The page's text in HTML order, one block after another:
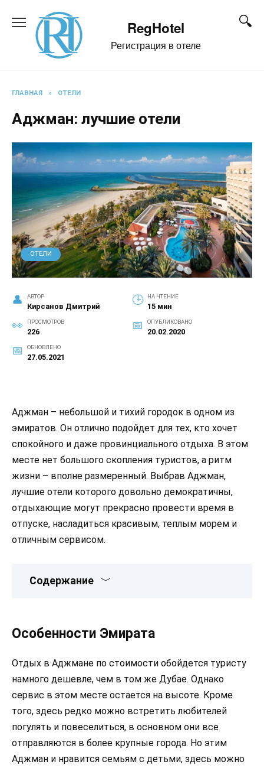
содержанию
RegHotel
Регистрация в отеле
ГЛАВНАЯ » ОТЕЛИ
Аджман: лучшие отели
ОТЕЛИ
АВТОР
Кирсанов Дмитрий
НА ЧТЕНИЕ
15 мин
ПРОСМОТРОВ
226
ОПУБЛИКОВАНО
20.02.2020
ОБНОВЛЕНО
27.05.2021
Аджман – небольшой и тихий городок в одном из
эмиратов. Он отлично подойдет для тех, кто хочет
спокойного и даже провинциального отдыха. В этом
месте нет большого скопления туристов, а ритм
жизни – вполне размеренный. Выбрав Аджман,
лучшие отели которого довольно демократичны,
отдыхающие могут прекрасно провести время в
отпуске, насладиться красивым, теплым морем и
отличным сервисом.
Содержание
Особенности Эмирата
Отдых в Аджмане по стоимости обойдется туристу
намного дешевле, чем в том же Дубае. Однако
сервис в этом месте остается на высоте. Кроме
того, здесь редко можно встретить любителей
погулять и повеселиться, в основном они все
отправляются в более крупные города. Но этим
Аджман и нравится семьям с детьми, здесь можно